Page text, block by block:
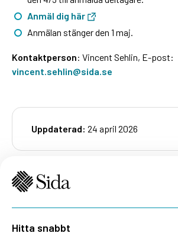
Anmäl dig här
Anmälan stänger den 1 maj.
Kontaktperson: Vincent Sehlin, E-post:
vincent.sehlin@sida.se
Uppdaterad: 24 april 2026
Hitta snabbt